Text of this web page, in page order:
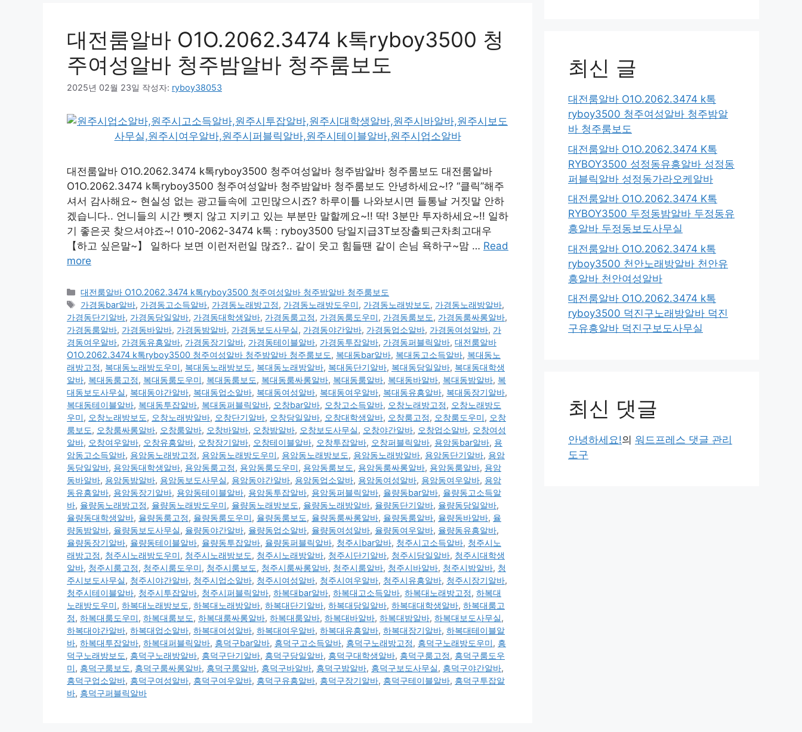
대전룸알바 O1O.2062.3474 k톡ryboy3500 청
주여성알바 청주밤알바 청주룸보도
2025년 02월 23일 작성자: ryboy38053
대전룸알바 O1O.2062.3474 k톡ryboy3500 청주여성알바 청주밤알바 청주룸보도 대전룸알바
O1O.2062.3474 k톡ryboy3500 청주여성알바 청주밤알바 청주룸보도 안녕하세요~!? “클릭”해주
셔서 감사해요~ 현실성 없는 광고들속에 고민많으시죠? 하루이틀 나와보시면 들통날 거짓말 안하
겠습니다.. 언니들의 시간 뺏지 않고 지키고 있는 부분만 말할께요~!! 딱! 3분만 투자하세요~!! 일하
기 좋은곳 찾으셔야죠~! 010-2062-3474 k톡 : ryboy3500 당일지급3T보장출퇴근차최고대우
【하고 싶은말~】 일하다 보면 이런저런일 많죠?.. 같이 웃고 힘들땐 같이 손님 욕하구~맘 … Read
more
카
테
고
리
대전룸알바 O1O.2062.3474 k톡ryboy3500 청주여성알바 청주밤알바 청주룸보도
태
그
가경동bar알바, 가경동고소득알바, 가경동노래방고정, 가경동노래방도우미, 가경동노래방보도, 가경동노래방알바,
가경동단기알바, 가경동당일알바, 가경동대학생알바, 가경동룸고정, 가경동룸도우미, 가경동룸보도, 가경동룸싸롱알바,
가경동룸알바, 가경동바알바, 가경동밤알바, 가경동보도사무실, 가경동야간알바, 가경동업소알바, 가경동여성알바, 가
경동여우알바, 가경동유흥알바, 가경동장기알바, 가경동테이블알바, 가경동투잡알바, 가경동퍼블릭알바, 대전룸알바
O1O.2062.3474 k톡ryboy3500 청주여성알바 청주밤알바 청주룸보도, 복대동bar알바, 복대동고소득알바, 복대동노
래방고정, 복대동노래방도우미, 복대동노래방보도, 복대동노래방알바, 복대동단기알바, 복대동당일알바, 복대동대학생
알바, 복대동룸고정, 복대동룸도우미, 복대동룸보도, 복대동룸싸롱알바, 복대동룸알바, 복대동바알바, 복대동밤알바, 복
대동보도사무실, 복대동야간알바, 복대동업소알바, 복대동여성알바, 복대동여우알바, 복대동유흥알바, 복대동장기알바,
복대동테이블알바, 복대동투잡알바, 복대동퍼블릭알바, 오창bar알바, 오창고소득알바, 오창노래방고정, 오창노래방도
우미, 오창노래방보도, 오창노래방알바, 오창단기알바, 오창당일알바, 오창대학생알바, 오창룸고정, 오창룸도우미, 오창
룸보도, 오창룸싸롱알바, 오창룸알바, 오창바알바, 오창밤알바, 오창보도사무실, 오창야간알바, 오창업소알바, 오창여성
알바, 오창여우알바, 오창유흥알바, 오창장기알바, 오창테이블알바, 오창투잡알바, 오창퍼블릭알바, 용암동bar알바, 용
암동고소득알바, 용암동노래방고정, 용암동노래방도우미, 용암동노래방보도, 용암동노래방알바, 용암동단기알바, 용암
동당일알바, 용암동대학생알바, 용암동룸고정, 용암동룸도우미, 용암동룸보도, 용암동룸싸롱알바, 용암동룸알바, 용암
동바알바, 용암동밤알바, 용암동보도사무실, 용암동야간알바, 용암동업소알바, 용암동여성알바, 용암동여우알바, 용암
동유흥알바, 용암동장기알바, 용암동테이블알바, 용암동투잡알바, 용암동퍼블릭알바, 율량동bar알바, 율량동고소득알
바, 율량동노래방고정, 율량동노래방도우미, 율량동노래방보도, 율량동노래방알바, 율량동단기알바, 율량동당일알바,
율량동대학생알바, 율량동룸고정, 율량동룸도우미, 율량동룸보도, 율량동룸싸롱알바, 율량동룸알바, 율량동바알바, 율
량동밤알바, 율량동보도사무실, 율량동야간알바, 율량동업소알바, 율량동여성알바, 율량동여우알바, 율량동유흥알바,
율량동장기알바, 율량동테이블알바, 율량동투잡알바, 율량동퍼블릭알바, 청주시bar알바, 청주시고소득알바, 청주시노
래방고정, 청주시노래방도우미, 청주시노래방보도, 청주시노래방알바, 청주시단기알바, 청주시당일알바, 청주시대학생
알바, 청주시룸고정, 청주시룸도우미, 청주시룸보도, 청주시룸싸롱알바, 청주시룸알바, 청주시바알바, 청주시밤알바, 청
주시보도사무실, 청주시야간알바, 청주시업소알바, 청주시여성알바, 청주시여우알바, 청주시유흥알바, 청주시장기알바,
청주시테이블알바, 청주시투잡알바, 청주시퍼블릭알바, 하복대bar알바, 하복대고소득알바, 하복대노래방고정, 하복대
노래방도우미, 하복대노래방보도, 하복대노래방알바, 하복대단기알바, 하복대당일알바, 하복대대학생알바, 하복대룸고
정, 하복대룸도우미, 하복대룸보도, 하복대룸싸롱알바, 하복대룸알바, 하복대바알바, 하복대밤알바, 하복대보도사무실,
하복대야간알바, 하복대업소알바, 하복대여성알바, 하복대여우알바, 하복대유흥알바, 하복대장기알바, 하복대테이블알
바, 하복대투잡알바, 하복대퍼블릭알바, 흥덕구bar알바, 흥덕구고소득알바, 흥덕구노래방고정, 흥덕구노래방도우미, 흥
덕구노래방보도, 흥덕구노래방알바, 흥덕구단기알바, 흥덕구당일알바, 흥덕구대학생알바, 흥덕구룸고정, 흥덕구룸도우
미, 흥덕구룸보도, 흥덕구룸싸롱알바, 흥덕구룸알바, 흥덕구바알바, 흥덕구밤알바, 흥덕구보도사무실, 흥덕구야간알바,
흥덕구업소알바, 흥덕구여성알바, 흥덕구여우알바, 흥덕구유흥알바, 흥덕구장기알바, 흥덕구테이블알바, 흥덕구투잡알
바, 흥덕구퍼블릭알바
최신 글
대전룸알바 O1O.2062.3474 k톡
ryboy3500 청주여성알바 청주밤알
바 청주룸보도
대전룸알바 O1O.2062.3474 K톡
RYBOY3500 성정동유흥알바 성정동
퍼블릭알바 성정동가라오케알바
대전룸알바 O1O.2062.3474 K톡
RYBOY3500 두정동밤알바 두정동유
흥알바 두정동보도사무실
대전룸알바 O1O.2062.3474 k톡
ryboy3500 천안노래방알바 천안유
흥알바 천안여성알바
대전룸알바 O1O.2062.3474 k톡
ryboy3500 덕진구노래방알바 덕진
구유흥알바 덕진구보도사무실
최신 댓글
안녕하세요!의 워드프레스 댓글 관리
도구